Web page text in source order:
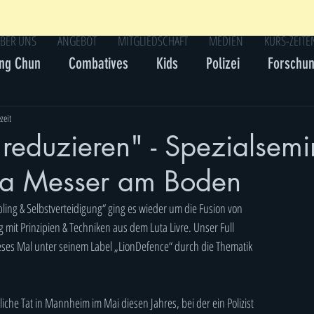
UNS ANGEBOT MITGLIEDSCHAFT MEDIEN KURS-
Chun Combatives Kids Polizei
-
Messer am Boden
& Selbstverteidigung“ ging es wieder um die Fusion von
Prinzipien & Techniken aus dem Luta Livre. Unser Full
Mal unter seinem Label „LionDefence“ durch die Thematik
Tat in Mannheim im Mai diesen Jahres, bei der ein Polizist